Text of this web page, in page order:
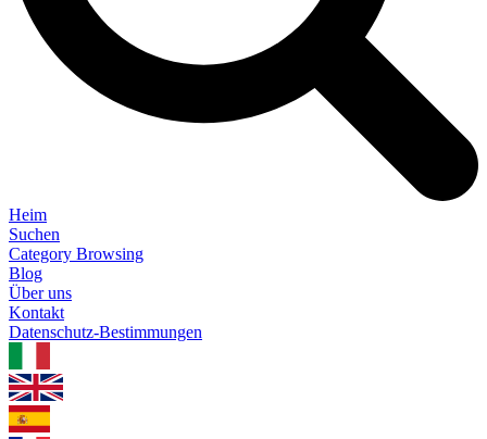
Heim
Suchen
Category Browsing
Blog
Über uns
Kontakt
Datenschutz-Bestimmungen